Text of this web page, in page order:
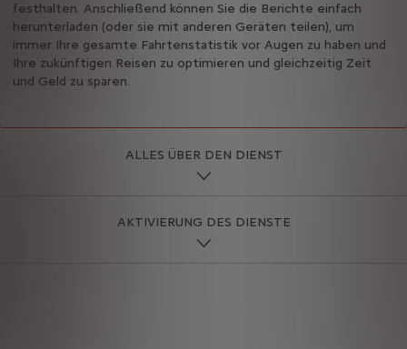
festhalten. Anschließend können Sie die Berichte einfach
herunterladen (oder sie mit anderen Geräten teilen), um
immer Ihre gesamte Fahrtenstatistik vor Augen zu haben und
Ihre zukünftigen Reisen zu optimieren und gleichzeitig Zeit
und Geld zu sparen.
ALLES ÜBER DEN DIENST
AKTIVIERUNG DES DIENSTE